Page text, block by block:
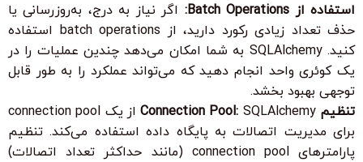
استفاده از Batch Operations:
اگر نیاز به درج، به‌روزرسانی یا
حذف تعداد زیادی رکورد دارید، از batch operations استفاده
کنید. SQLAlchemy به شما امکان می‌دهد چندین عملیات را در
یک کوئری واحد انجام دهید که می‌تواند عملکرد را به طور قابل
توجهی بهبود بخشد.
تنظیم Connection Pool:
SQLAlchemy از یک connection pool
برای مدیریت اتصالات به پایگاه داده استفاده می‌کند. تنظیم
پارامترهای connection pool (مانند حداکثر تعداد اتصالات)